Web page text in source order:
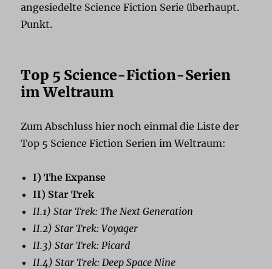
angesiedelte Science Fiction Serie überhaupt.
Punkt.
Top 5 Science-Fiction-Serien
im Weltraum
Zum Abschluss hier noch einmal die Liste der
Top 5 Science Fiction Serien im Weltraum:
I) The Expanse
II) Star Trek
II.1) Star Trek: The Next Generation
II.2) Star Trek: Voyager
II.3) Star Trek: Picard
II.4) Star Trek: Deep Space Nine